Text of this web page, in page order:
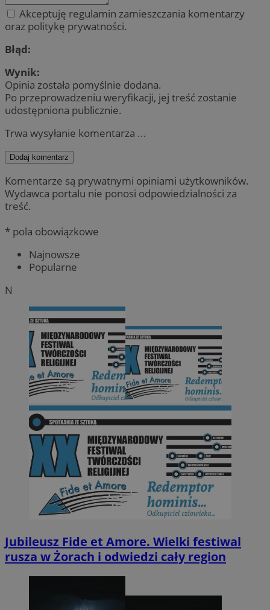
Akceptuję regulamin zamieszczania komentarzy
oraz politykę prywatności.
Błąd:
Wynik:
Opinia została pomyślnie dodana.
Po przeprowadzeniu weryfikacji, jej treść zostanie
udostępniona publicznie.
Trwa wysyłanie komentarza ...
Dodaj komentarz
Komentarze są prywatnymi opiniami użytkowników.
Wydawca portalu nie ponosi odpowiedzialności za
treść.
* pola obowiązkowe
Najnowsze
Popularne
N
Jubileusz Fide et Amore. Wielki festiwal
rusza w Żorach i odwiedzi cały region